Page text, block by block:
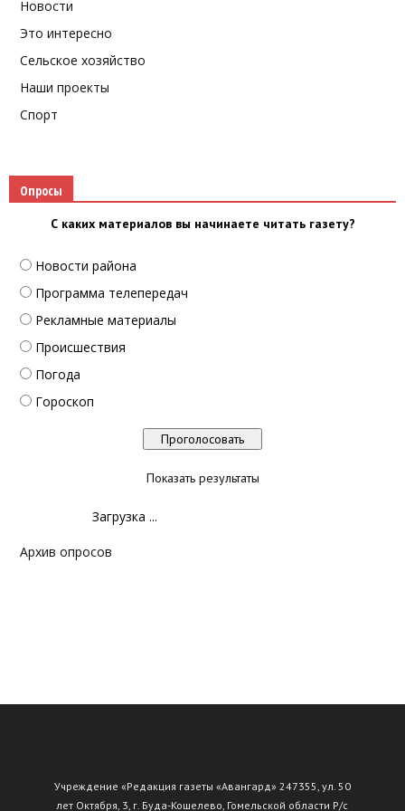
Новости
Это интересно
Сельское хозяйство
Наши проекты
Спорт
Опросы
С каких материалов вы начинаете читать газету?
Новости района
Программа телепередач
Рекламные материалы
Происшествия
Погода
Гороскоп
Показать результаты
Загрузка ...
Архив опросов
Учреждение «Редакция газеты «Авангард» 247355, ул. 50
лет Октября, 3, г. Буда-Кошелево, Гомельской области Р/с